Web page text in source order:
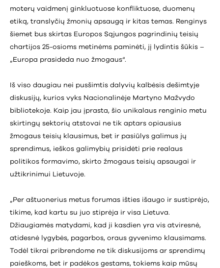
moterų vaidmenį ginkluotuose konfliktuose, duomenų
etiką, translyčių žmonių apsaugą ir kitas temas. Renginys
šiemet bus skirtas Europos Sąjungos pagrindinių teisių
chartijos 25-osioms metinėms paminėti, jį lydintis šūkis –
„Europa prasideda nuo žmogaus“.
Iš viso daugiau nei pusšimtis dalyvių kalbėsis dešimtyje
diskusijų, kurios vyks Nacionalinėje Martyno Mažvydo
bibliotekoje. Kaip jau įprasta, šio unikalaus renginio metu
skirtingų sektorių atstovai ne tik aptars opiausius
žmogaus teisių klausimus, bet ir pasiūlys galimus jų
sprendimus, ieškos galimybių prisidėti prie realaus
politikos formavimo, skirto žmogaus teisių apsaugai ir
užtikrinimui Lietuvoje.
„Per aštuonerius metus forumas išties išaugo ir sustiprėjo,
tikime, kad kartu su juo stiprėja ir visa Lietuva.
Džiaugiamės matydami, kad ji kasdien yra vis atviresnė,
atidesnė lygybės, pagarbos, oraus gyvenimo klausimams.
Todėl tikrai pribrendome ne tik diskusijoms ar sprendimų
paieškoms, bet ir padėkos gestams, tokiems kaip mūsų